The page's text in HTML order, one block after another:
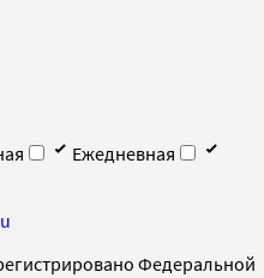
Ежедневная
Федеральной